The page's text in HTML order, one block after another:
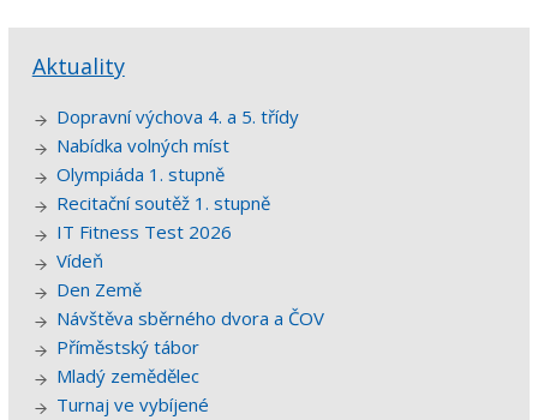
Aktuality
Dopravní výchova 4. a 5. třídy
Nabídka volných míst
Olympiáda 1. stupně
Recitační soutěž 1. stupně
IT Fitness Test 2026
Vídeň
Den Země
Návštěva sběrného dvora a ČOV
Příměstský tábor
Mladý zemědělec
Turnaj ve vybíjené